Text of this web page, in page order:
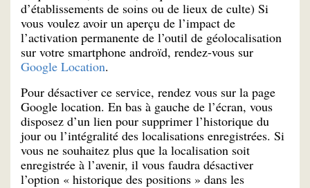
d’établissements de soins ou de lieux de culte) Si
vous voulez avoir un aperçu de l’impact de
l’activation permanente de l’outil de géolocalisation
sur votre smartphone androïd, rendez-vous sur
Google Location.
Pour désactiver ce service, rendez vous sur la page
Google location. En bas à gauche de l’écran, vous
disposez d’un lien pour supprimer l’historique du
jour ou l’intégralité des localisations enregistrées. Si
vous ne souhaitez plus que la localisation soit
enregistrée à l’avenir, il vous faudra désactiver
l’option « historique des positions » dans les